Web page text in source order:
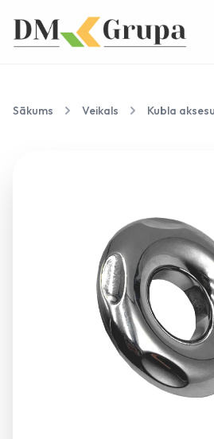
Sākums Veikals Kubla